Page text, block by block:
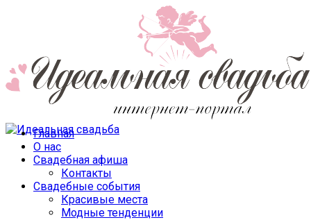
Главная
О нас
Свадебная афиша
Контакты
Свадебные события
Красивые места
Модные тенденции